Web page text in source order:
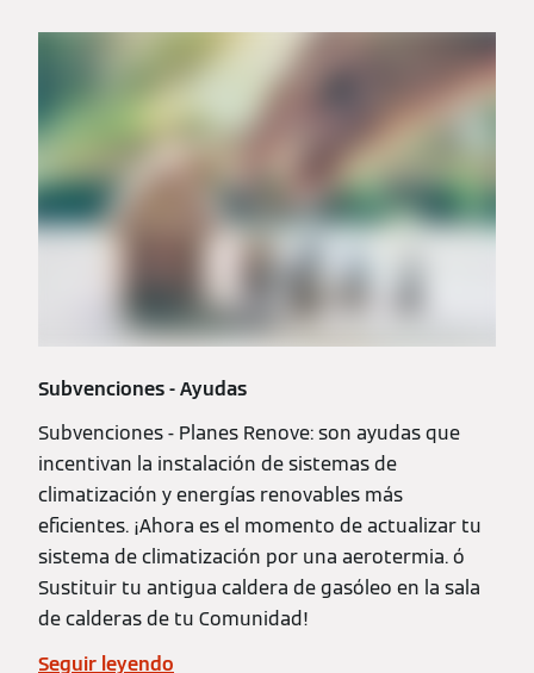
Subvenciones - Ayudas
Subvenciones - Planes Renove: son ayudas que
incentivan la instalación de sistemas de
climatización y energías renovables más
eficientes. ¡Ahora es el momento de actualizar tu
sistema de climatización por una aerotermia. ó
Sustituir tu antigua caldera de gasóleo en la sala
de calderas de tu Comunidad!
Seguir leyendo